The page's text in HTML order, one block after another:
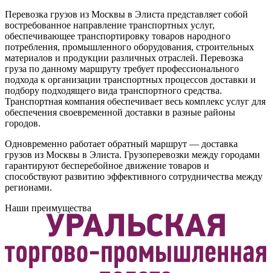
Перевозка грузов из Москвы в Элиста представляет собой
востребованное направление транспортных услуг,
обеспечивающее транспортировку товаров народного
потребления, промышленного оборудования, строительных
материалов и продукции различных отраслей. Перевозка
груза по данному маршруту требует профессионального
подхода к организации транспортных процессов доставки и
подбору подходящего вида транспортного средства.
Транспортная компания обеспечивает весь комплекс услуг для
обеспечения своевременной доставки в разные районы
городов.
Одновременно работает обратный маршрут — доставка
грузов из Москвы в Элиста. Грузоперевозки между городами
гарантируют бесперебойное движение товаров и
способствуют развитию эффективного сотрудничества между
регионами.
Наши преимущества